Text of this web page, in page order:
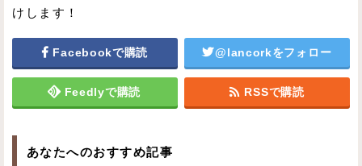
けします！
Facebookで購読 @lancorkをフォロー
Feedlyで購読 RSSで購読
あなたへのおすすめ記事